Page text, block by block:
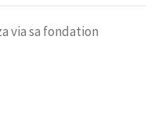
via sa fondation